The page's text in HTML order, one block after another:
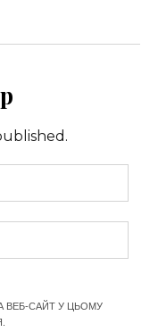
ВЕБ-САЙТ У ЦЬОМУ